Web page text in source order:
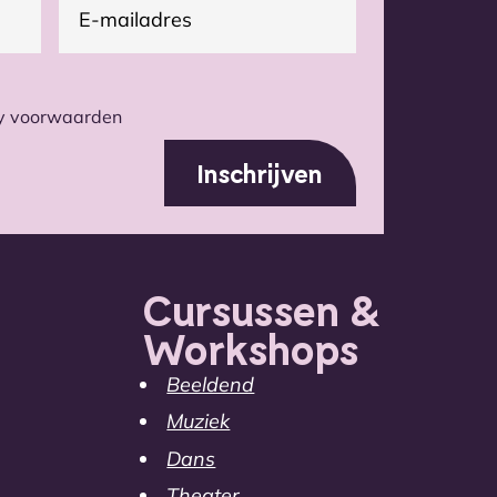
mailadres(Vereist)
voorwaarden
Cursussen &
Workshops
Beeldend
Muziek
Dans